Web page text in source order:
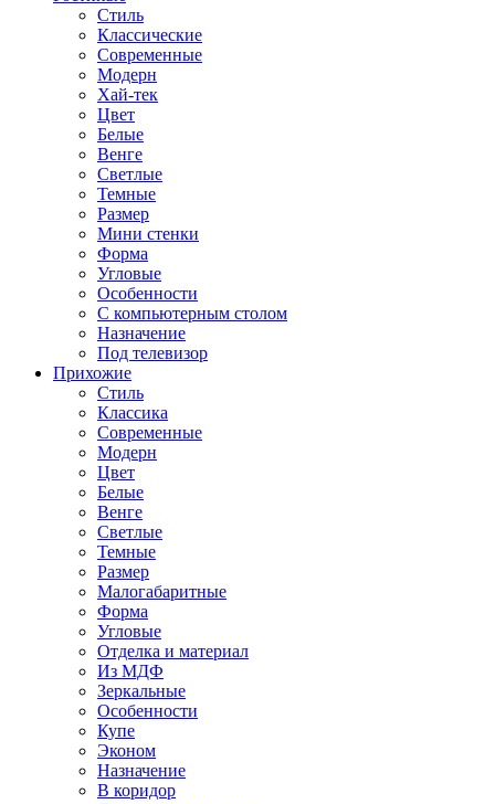
Стиль
Классические
Современные
Модерн
Хай-тек
Цвет
Белые
Венге
Светлые
Темные
Размер
Мини стенки
Форма
Угловые
Особенности
С компьютерным столом
Назначение
Под телевизор
Прихожие
Стиль
Классика
Современные
Модерн
Цвет
Белые
Венге
Светлые
Темные
Размер
Малогабаритные
Форма
Угловые
Отделка и материал
Из МДФ
Зеркальные
Особенности
Купе
Эконом
Назначение
В коридор